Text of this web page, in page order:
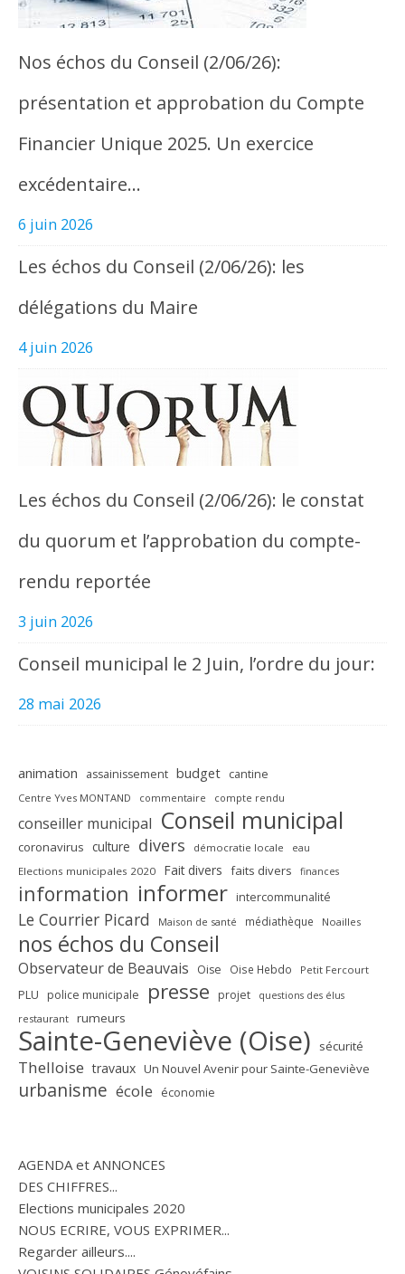
Nos échos du Conseil (2/06/26):
présentation et approbation du Compte
Financier Unique 2025. Un exercice
excédentaire…
6 juin 2026
Les échos du Conseil (2/06/26): les
délégations du Maire
4 juin 2026
Les échos du Conseil (2/06/26): le constat
du quorum et l’approbation du compte-
rendu reportée
3 juin 2026
Conseil municipal le 2 Juin, l’ordre du jour:
28 mai 2026
animation assainissement budget cantine
Centre Yves MONTAND commentaire compte rendu
conseiller municipal Conseil municipal
coronavirus culture divers démocratie locale eau
Elections municipales 2020 Fait divers faits divers finances
information informer intercommunalité
Le Courrier Picard Maison de santé médiathèque Noailles
nos échos du Conseil
Observateur de Beauvais Oise Oise Hebdo Petit Fercourt
PLU police municipale presse projet questions des élus
restaurant rumeurs
Sainte-Geneviève (Oise) sécurité
Thelloise travaux Un Nouvel Avenir pour Sainte-Geneviève
urbanisme école économie
AGENDA et ANNONCES
DES CHIFFRES...
Elections municipales 2020
NOUS ECRIRE, VOUS EXPRIMER...
Regarder ailleurs....